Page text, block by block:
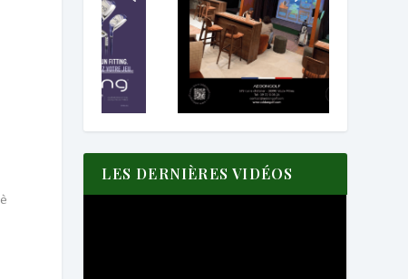
è
LES DERNIÈRES VIDÉOS